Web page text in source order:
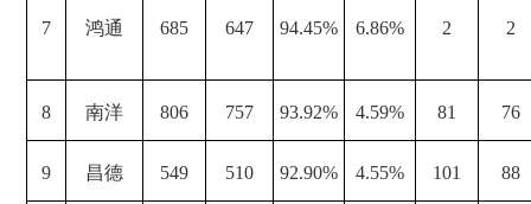
7 鸿通 685 647 94.45% 6.86% 2 2
8 南洋 806 757 93.92% 4.59% 81 76
9 昌德 549 510 92.90% 4.55% 101 88